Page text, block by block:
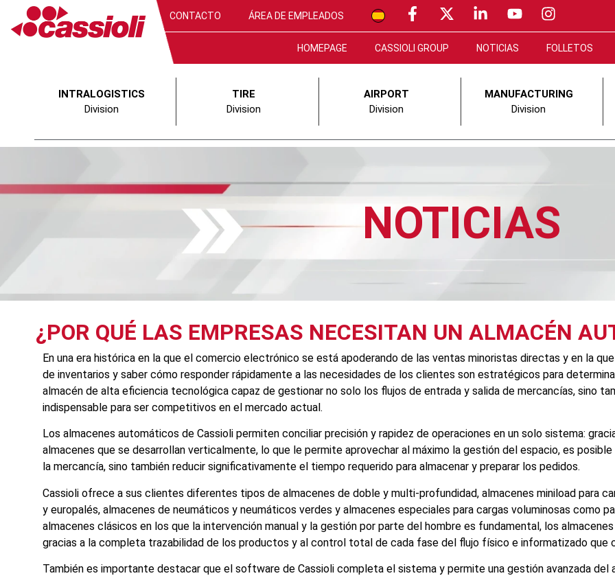
CONTACTO ÁREA DE EMPLEADOS
HOMEPAGE CASSIOLI GROUP NOTICIAS FOLLETOS
INTRALOGISTICS
Division
TIRE
Division
AIRPORT
Division
MANUFACTURING
Division
NOTICIAS
¿POR QUÉ LAS EMPRESAS NECESITAN UN ALMACÉN
En una era histórica en la que el comercio electrónico se está apoderando de las ventas minoristas directas y en la
de inventarios y saber cómo responder rápidamente a las necesidades de los clientes son estratégicos para
almacén de alta eficiencia tecnológica capaz de gestionar no solo los flujos de entrada y salida de mercancías, sino
indispensable para ser competitivos en el mercado actual.
Los almacenes automáticos de Cassioli permiten conciliar precisión y rapidez de operaciones en un solo sistema:
almacenes que se desarrollan verticalmente, lo que le permite aprovechar al máximo la gestión del espacio, es
la mercancía, sino también reducir significativamente el tiempo requerido para almacenar y preparar los pedidos.
Cassioli ofrece a sus clientes diferentes tipos de almacenes de doble y multi-profundidad, almacenes miniload para
y europalés, almacenes de neumáticos y neumáticos verdes y almacenes especiales para cargas voluminosas como
almacenes clásicos en los que la intervención manual y la gestión por parte del hombre es fundamental, los
gracias a la completa trazabilidad de los productos y al control total de cada fase del flujo físico e informatizado que
También es importante destacar que el software de Cassioli completa el sistema y permite una gestión avanzada del